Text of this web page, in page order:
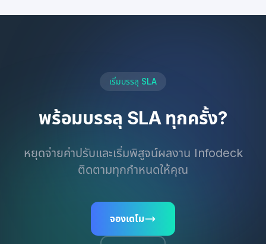
เริ่มบรรลุ SLA
พร้อมบรรลุ SLA ทุกครั้ง?
หยุดจ่ายค่าปรับและเริ่มพิสูจน์ผลงาน Infodeck
ติดตามทุกกำหนดให้คุณ
จองเดโม